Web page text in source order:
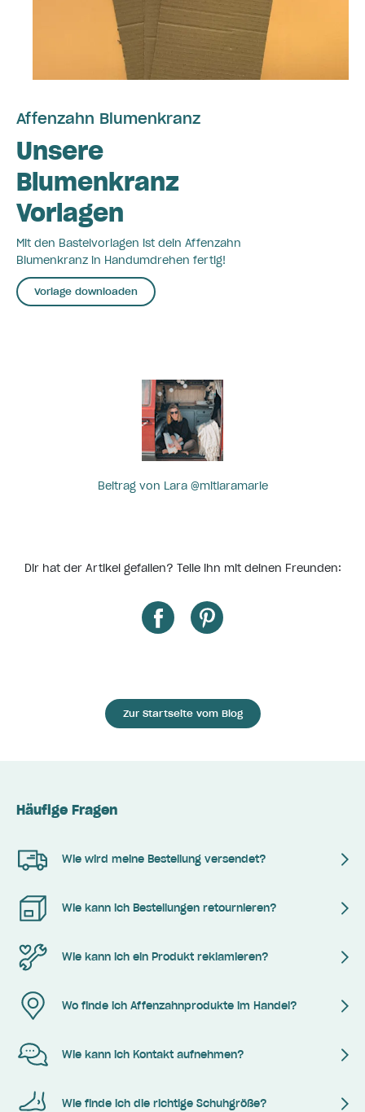
Affenzahn Blumenkranz
Unsere
Blumenkranz
Vorlagen
Mit den Bastelvorlagen ist dein Affenzahn
Blumenkranz in Handumdrehen fertig!
Vorlage downloaden
Beitrag von Lara @mitlaramarie
Dir hat der Artikel gefallen? Teile ihn mit deinen Freunden:
Zur Startseite vom Blog
Häufige Fragen
Wie wird meine Bestellung versendet?
Wie kann ich Bestellungen retournieren?
Wie kann ich ein Produkt reklamieren?
Wo finde ich Affenzahnprodukte im Handel?
Wie kann ich Kontakt aufnehmen?
Wie finde ich die richtige Schuhgröße?